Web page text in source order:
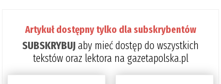
Artykuł dostępny tylko dla subskrybentów
SUBSKRYBUJaby mieć dostęp do wszystkich
tekstów oraz lektora na gazetapolska.pl